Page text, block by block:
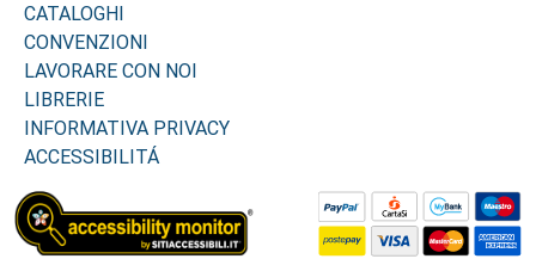
CATALOGHI
CONVENZIONI
LAVORARE CON NOI
LIBRERIE
INFORMATIVA PRIVACY
ACCESSIBILITÁ